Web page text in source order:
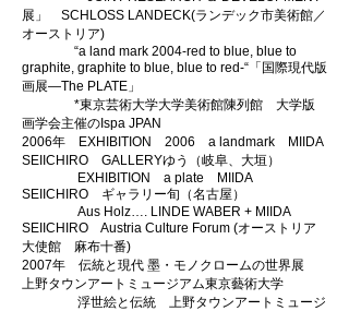
展」 SCHLOSS LANDECK(ランデック市美術館／
オーストリア)
“a land mark 2004-red to blue, blue to
graphite, graphite to blue, blue to red-“「国際現代版
画展—The PLATE」
*東京芸術大学大学美術館陳列館 大学版
画学会主催のIspa JPAN
2006年 EXHIBITION 2006 a landmark MIIDA
SEIICHIRO GALLERYゆう（岐阜、大垣）
EXHIBITION a plate MIIDA
SEIICHIRO ギャラリー旬（名古屋）
Aus Holz…. LINDE WABER + MIIDA
SEIICHIRO Austria Culture Forum (オーストリア
大使館 麻布十番)
2007年 伝統と現代 墨・モノクロームの世界展
上野タウンアートミュージアム東京藝術大学
浮世絵と伝統 上野タウンアートミュージ